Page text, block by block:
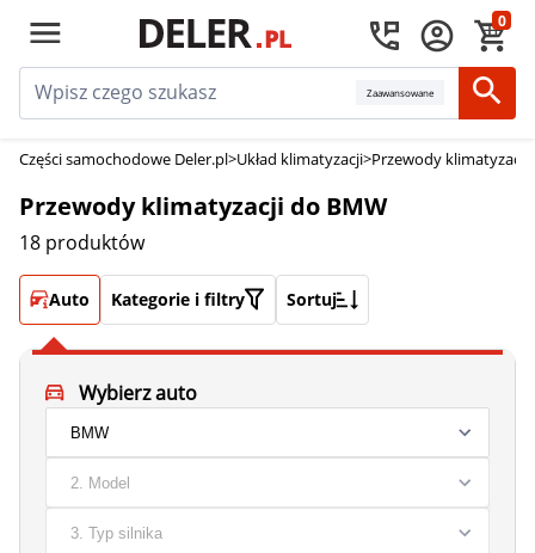
0
Zaawansowane
Części samochodowe Deler.pl>Układ klimatyzacji>Przewody klimatyzacji
Przewody klimatyzacji do BMW
18 produktów
Auto Kategorie i filtry Sortuj
Wybierz auto